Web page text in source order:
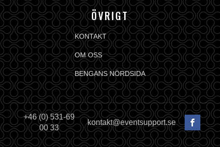
ÖVRIGT
KONTAKT
OM OSS
BENGANS NÖRDSIDA
+46 (0) 531-69
00 33
kontakt@eventsupport.se